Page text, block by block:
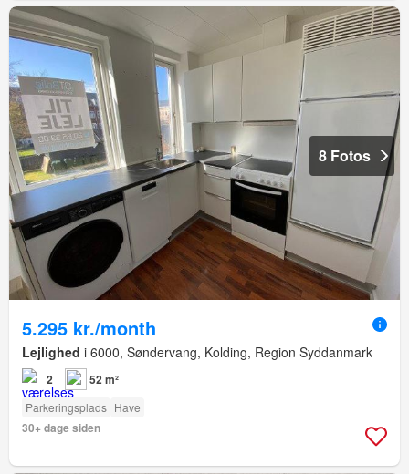
8 Fotos
5.295 kr./month
Lejlighed i 6000, Søndervang, Kolding, Region Syddanmark
2 52 m²
Parkeringsplads Have
30+ dage siden